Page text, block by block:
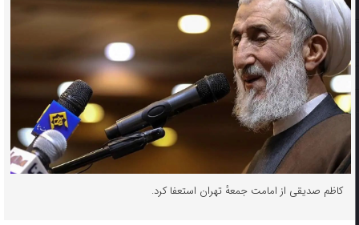
کاظم صدیقی از امامت جمعهٔ تهران استعفا کرد.